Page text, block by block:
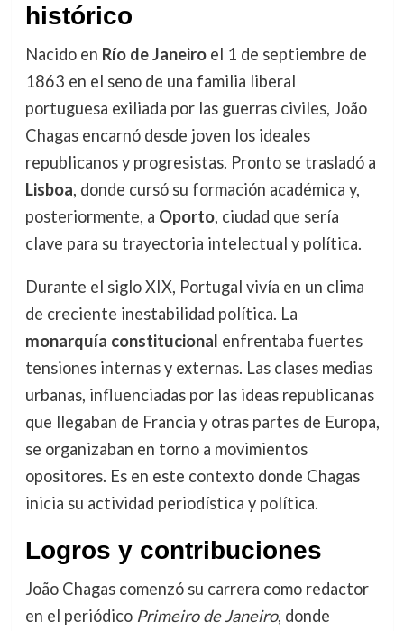
histórico
Nacido en Río de Janeiroel 1 de septiembre de
1863 en el seno de una familia liberal
portuguesa exiliada por las guerras civiles, João
Chagas encarnó desde joven los ideales
republicanos y progresistas. Pronto se trasladó a
Lisboa, donde cursó su formación académica y,
posteriormente, a Oporto, ciudad que sería
clave para su trayectoria intelectual y política.
Durante el siglo XIX, Portugal vivía en un clima
de creciente inestabilidad política. La
monarquía constitucional enfrentaba fuertes
tensiones internas y externas. Las clases medias
urbanas, influenciadas por las ideas republicanas
que llegaban de Francia y otras partes de Europa,
se organizaban en torno a movimientos
opositores. Es en este contexto donde Chagas
inicia su actividad periodística y política.
Logros y contribuciones
João Chagas comenzó su carrera como redactor
en el periódico Primeiro de Janeiro, donde